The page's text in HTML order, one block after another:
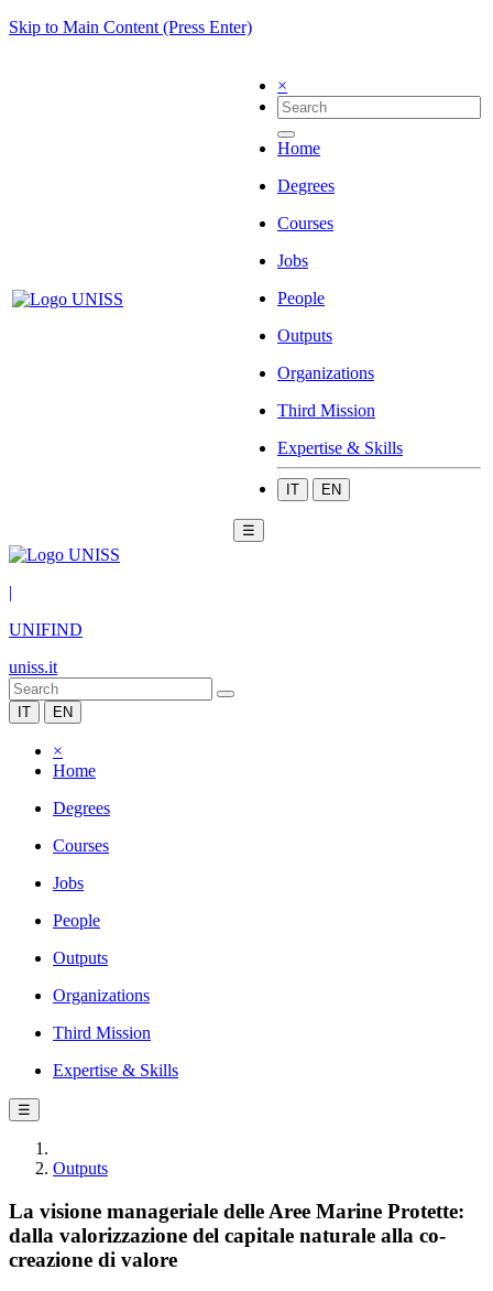
Skip to Main Content (Press Enter)
×
Home
Degrees
Courses
Jobs
People
Outputs
Organizations
Third Mission
Expertise & Skills
IT EN
☰
|
UNIFIND
uniss.it
IT EN
×
Home
Degrees
Courses
Jobs
People
Outputs
Organizations
Third Mission
Expertise & Skills
☰
Outputs
La visione manageriale delle Aree Marine Protette:
dalla valorizzazione del capitale naturale alla co-
creazione di valore